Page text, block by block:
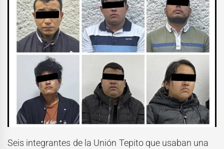
Seis integrantes de la Unión Tepito que usaban una